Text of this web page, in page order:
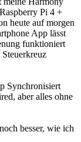
Pi 4 +
heute auf morgen
App lässt
funktioniert
Synchronisiert
aber alles ohne
besser, wie ich